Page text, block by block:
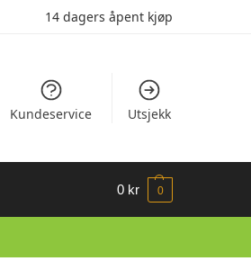
14 dagers åpent kjøp
Kundeservice Utsjekk
0 kr 0